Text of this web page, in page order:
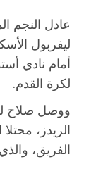
عادل النجم
ليفربول
أمام نادي
لكرة القدم.
الريدز،
الفريق، والذي